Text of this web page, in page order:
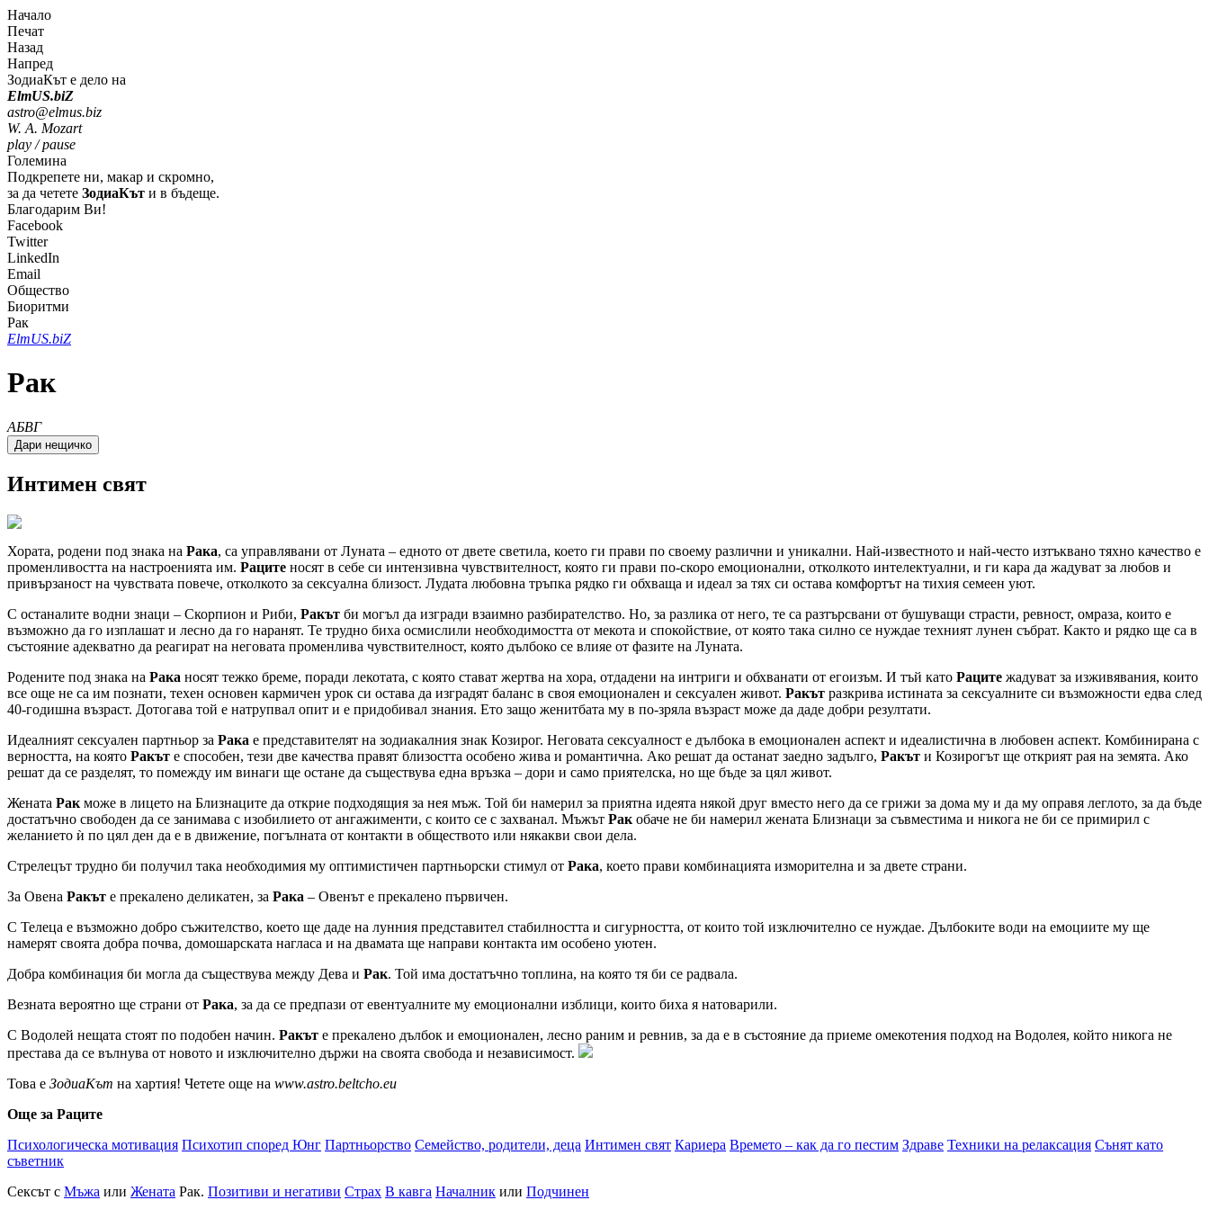
Начало
Печат
Назад
Напред
ЗодиаКът е дело на
ElmUS.biZ
astro@elmus.biz
W. A. Mozart
play / pause
Големина
Подкрепете ни, макар и скромно,
за да четете ЗодиаКът и в бъдеще.
Благодарим Ви!
Facebook
Twitter
LinkedIn
Email
Общество
Биоритми
Рак
ElmUS.biZ
Рак
AБВГ
Интимен свят
Хората, родени под знака на Рака, са управлявани от Луната – едното от двете светила, което ги прави по своему различни и уникални. Най-известното и най-често изтъквано тяхно качество е
променливостта на настроенията им. Раците носят в себе си интензивна чувствителност, която ги прави по-скоро емоционални, отколкото интелектуални, и ги кара да жадуват за любов и
привързаност на чувствата повече, отколкото за сексуална близост. Лудата любовна тръпка рядко ги обхваща и идеал за тях си остава комфортът на тихия семеен уют.
С останалите водни знаци – Скорпион и Риби, Ракът би могъл да изгради взаимно разбирателство. Но, за разлика от него, те са разтърсвани от бушуващи страсти, ревност, омраза, които е
възможно да го изплашат и лесно да го наранят. Те трудно биха осмислили необходимостта от мекота и спокойствие, от която така силно се нуждае техният лунен събрат. Както и рядко ще са в
състояние адекватно да реагират на неговата променлива чувствителност, която дълбоко се влияе от фазите на Луната.
Родените под знака на Рака носят тежко бреме, поради лекотата, с която стават жертва на хора, отдадени на интриги и обхванати от егоизъм. И тъй като Раците жадуват за изживявания, които
все още не са им познати, техен основен кармичен урок си остава да изградят баланс в своя емоционален и сексуален живот. Ракът разкрива истината за сексуалните си възможности едва след
40-годишна възраст. Дотогава той е натрупвал опит и е придобивал знания. Ето защо женитбата му в по-зряла възраст може да даде добри резултати.
Идеалният сексуален партньор за Рака е представителят на зодиакалния знак Козирог. Неговата сексуалност е дълбока в емоционален аспект и идеалистична в любовен аспект. Комбинирана с
верността, на която Ракът е способен, тези две качества правят близостта особено жива и романтична. Ако решат да останат заедно задълго, Ракът и Козирогът ще открият рая на земята. Ако
решат да се разделят, то помежду им винаги ще остане да съществува една връзка – дори и само приятелска, но ще бъде за цял живот.
Жената Рак може в лицето на Близнаците да открие подходящия за нея мъж. Той би намерил за приятна идеята някой друг вместо него да се грижи за дома му и да му оправя леглото, за да бъде
достатъчно свободен да се занимава с изобилието от ангажименти, с които се с захванал. Мъжът Рак обаче не би намерил жената Близнаци за съвместима и никога не би се примирил с
желанието ѝ по цял ден да е в движение, погълната от контакти в обществото или някакви свои дела.
Стрелецът трудно би получил така необходимия му оптимистичен партньорски стимул от Рака, което прави комбинацията изморителна и за двете страни.
За Овена Ракът е прекалено деликатен, за Рака – Овенът е прекалено първичен.
С Телеца е възможно добро съжителство, което ще даде на лунния представител стабилността и сигурността, от които той изключително се нуждае. Дълбоките води на емоциите му ще
намерят своята добра почва, домошарската нагласа и на двамата ще направи контакта им особено уютен.
Добра комбинация би могла да съществува между Дева и Рак. Той има достатъчно топлина, на която тя би се радвала.
Везната вероятно ще страни от Рака, за да се предпази от евентуалните му емоционални изблици, които биха я натоварили.
С Водолей нещата стоят по подобен начин. Ракът е прекалено дълбок и емоционален, лесно раним и ревнив, за да е в състояние да приеме омекотения подход на Водолея, който никога не
престава да се вълнува от новото и изключително държи на своята свобода и независимост.
Това е ЗодиаКът на хартия! Четете още на www.astro.beltcho.eu
Още за Раците
Психологическа мотивация Психотип според Юнг Партньорство Семейство, родители, деца Интимен свят Кариера Времето – как да го пестим Здраве Техники на релаксация Сънят като
съветник
Сексът с Мъжа или Жената Рак. Позитиви и негативи Страх В кавга Началник или Подчинен